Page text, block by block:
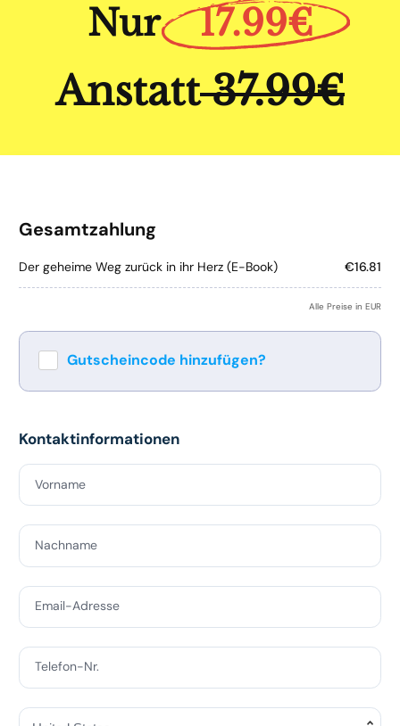
Nur17.99€
Anstatt37.99€
Gesamtzahlung
Der geheime Weg zurück in ihr Herz (E-Book) €16.81
Alle Preise in EUR
Gutscheincode hinzufügen?
Kontaktinformationen
Vorname
Nachname
Email-Adresse
Telefon-Nr.